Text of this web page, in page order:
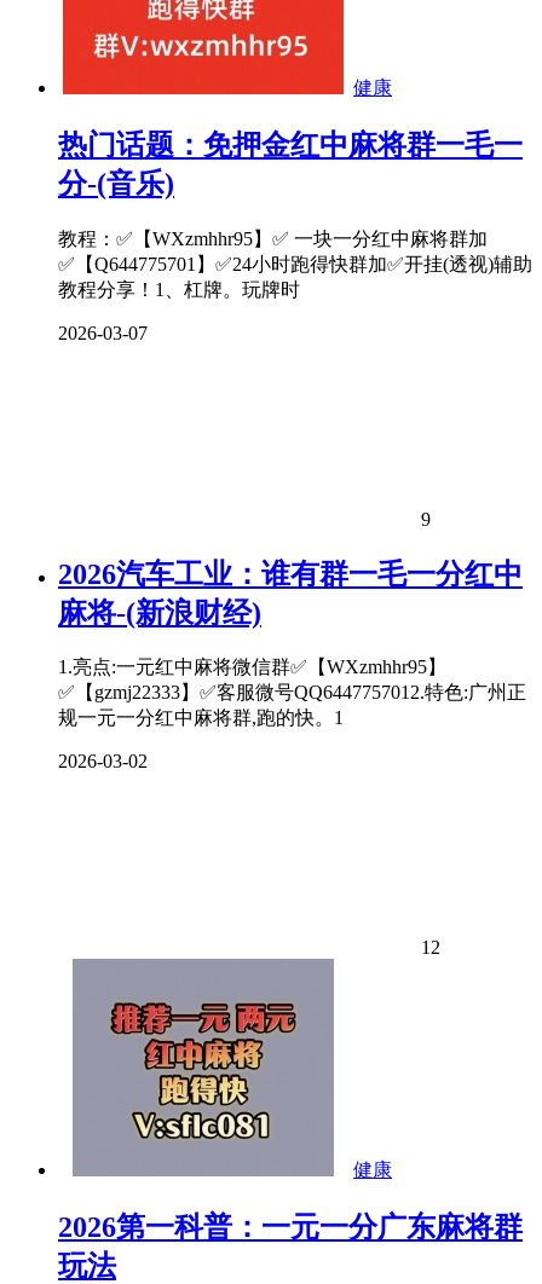
健康
热门话题：免押金红中麻将群一毛一
分-(音乐)
教程：✅【WXzmhhr95】✅ 一块一分红中麻将群加
✅【Q644775701】✅24小时跑得快群加✅开挂(透视)辅助
教程分享！1、杠牌。玩牌时
2026-03-07
9
2026汽车工业：谁有群一毛一分红中
麻将-(新浪财经)
1.亮点:一元红中麻将微信群✅【WXzmhhr95】
✅【gzmj22333】✅客服微号QQ6447757012.特色:广州正
规一元一分红中麻将群,跑的快。1
2026-03-02
12
健康
2026第一科普：一元一分广东麻将群
玩法